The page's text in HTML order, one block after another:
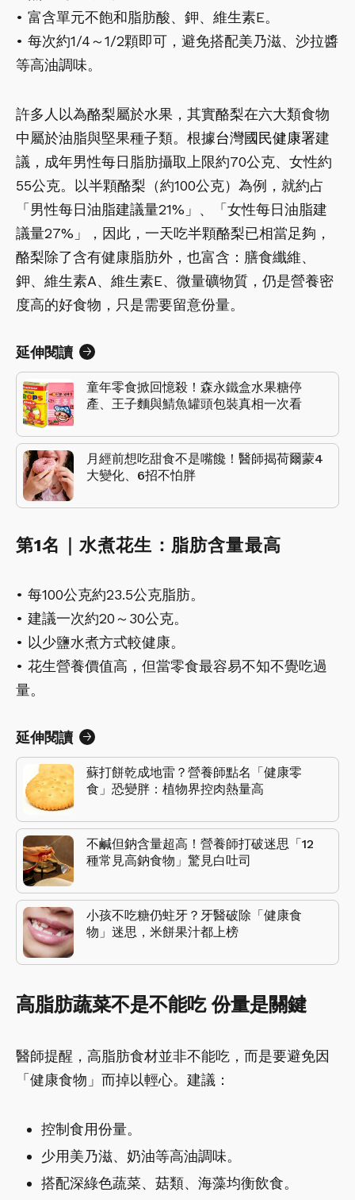
• 富含單元不飽和脂肪酸、鉀、維生素E。
• 每次約1/4～1/2顆即可，避免搭配美乃滋、沙拉醬
等高油調味。
許多人以為酪梨屬於水果，其實酪梨在六大類食物
中屬於油脂與堅果種子類。根據台灣國民健康署建
議，成年男性每日脂肪攝取上限約70公克、女性約
55公克。以半顆酪梨（約100公克）為例，就約占
「男性每日油脂建議量21%」、「女性每日油脂建
議量27%」，因此，一天吃半顆酪梨已相當足夠，
酪梨除了含有健康脂肪外，也富含：膳食纖維、
鉀、維生素A、維生素E、微量礦物質，仍是營養密
度高的好食物，只是需要留意份量。
延伸閱讀
童年零食掀回憶殺！森永鐵盒水果糖停
產、王子麵與鯖魚罐頭包裝真相一次看
月經前想吃甜食不是嘴饞！醫師揭荷爾蒙4
大變化、6招不怕胖
第1名｜水煮花生：脂肪含量最高
• 每100公克約23.5公克脂肪。
• 建議一次約20～30公克。
• 以少鹽水煮方式較健康。
• 花生營養價值高，但當零食最容易不知不覺吃過
量。
延伸閱讀
蘇打餅乾成地雷？營養師點名「健康零
食」恐變胖：植物界控肉熱量高
不鹹但鈉含量超高！營養師打破迷思「12
種常見高鈉食物」驚見白吐司
小孩不吃糖仍蛀牙？牙醫破除「健康食
物」迷思，米餅果汁都上榜
高脂肪蔬菜不是不能吃 份量是關鍵
醫師提醒，高脂肪食材並非不能吃，而是要避免因
「健康食物」而掉以輕心。建議：
控制食用份量。
少用美乃滋、奶油等高油調味。
搭配深綠色蔬菜、菇類、海藻均衡飲食。